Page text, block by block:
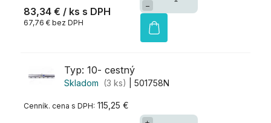
83,34 € / ks
67,76 € bez DPH
−
Typ: 10- cestný
Skladom (3 ks) | 501758N
115,25 €